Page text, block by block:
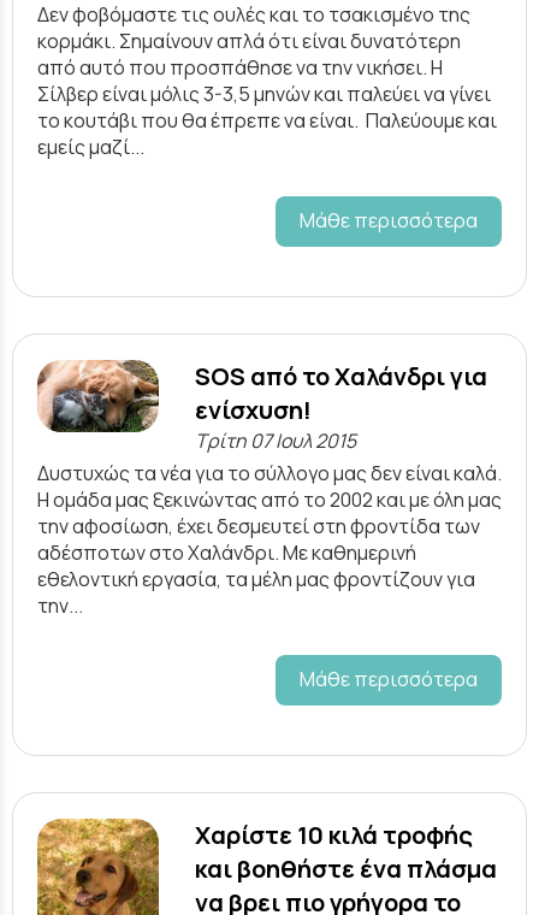
Δεν φοβόμαστε τις ουλές και το τσακισμένο της
κορμάκι. Σημαίνουν απλά ότι είναι δυνατότερη
από αυτό που προσπάθησε να την νικήσει. Η
Σίλβερ είναι μόλις 3-3,5 μηνών και παλεύει να γίνει
το κουτάβι που θα έπρεπε να είναι. Παλεύουμε και
εμείς μαζί...
Μάθε περισσότερα
SOS από το Χαλάνδρι για
ενίσχυση!
Τρίτη 07 Ιουλ 2015
Δυστυχώς τα νέα για το σύλλογο μας δεν είναι καλά.
H ομάδα μας ξεκινώντας από το 2002 και με όλη μας
την αφοσίωση, έχει δεσμευτεί στη φροντίδα των
αδέσποτων στο Χαλάνδρι. Με καθημερινή
εθελοντική εργασία, τα μέλη μας φροντίζουν για
την...
Μάθε περισσότερα
Χαρίστε 10 κιλά τροφής
και βοηθήστε ένα πλάσμα
να βρει πιο γρήγορα το